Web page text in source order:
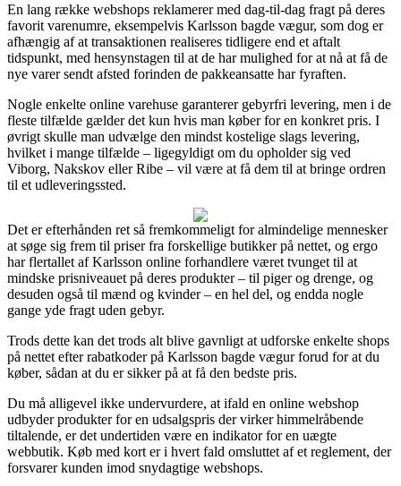
En lang række webshops reklamerer med dag-til-dag fragt på deres
favorit varenumre, eksempelvis Karlsson bagde vægur, som dog er
afhængig af at transaktionen realiseres tidligere end et aftalt
tidspunkt, med hensynstagen til at de har mulighed for at nå at få de
nye varer sendt afsted forinden de pakkeansatte har fyraften.
Nogle enkelte online varehuse garanterer gebyrfri levering, men i de
fleste tilfælde gælder det kun hvis man køber for en konkret pris. I
øvrigt skulle man udvælge den mindst kostelige slags levering,
hvilket i mange tilfælde – ligegyldigt om du opholder sig ved
Viborg, Nakskov eller Ribe – vil være at få dem til at bringe ordren
til et udleveringssted.
Det er efterhånden ret så fremkommeligt for almindelige mennesker
at søge sig frem til priser fra forskellige butikker på nettet, og ergo
har flertallet af Karlsson online forhandlere været tvunget til at
mindske prisniveauet på deres produkter – til piger og drenge, og
desuden også til mænd og kvinder – en hel del, og endda nogle
gange yde fragt uden gebyr.
Trods dette kan det trods alt blive gavnligt at udforske enkelte shops
på nettet efter rabatkoder på Karlsson bagde vægur forud for at du
køber, sådan at du er sikker på at få den bedste pris.
Du må alligevel ikke undervurdere, at ifald en online webshop
udbyder produkter for en udsalgspris der virker himmelråbende
tiltalende, er det undertiden være en indikator for en uægte
webbutik. Køb med kort er i hvert fald omsluttet af et reglement, der
forsvarer kunden imod snydagtige webshops.